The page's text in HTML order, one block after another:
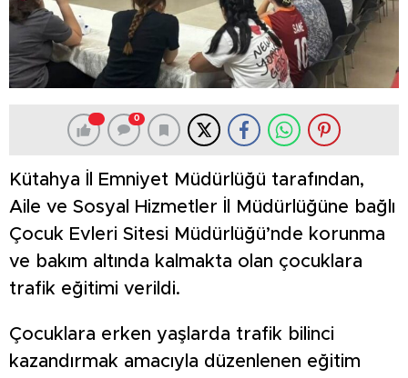
0
Kütahya İl Emniyet Müdürlüğü tarafından,
Aile ve Sosyal Hizmetler İl Müdürlüğüne bağlı
Çocuk Evleri Sitesi Müdürlüğü’nde korunma
ve bakım altında kalmakta olan çocuklara
trafik eğitimi verildi.
Çocuklara erken yaşlarda trafik bilinci
kazandırmak amacıyla düzenlenen eğitim